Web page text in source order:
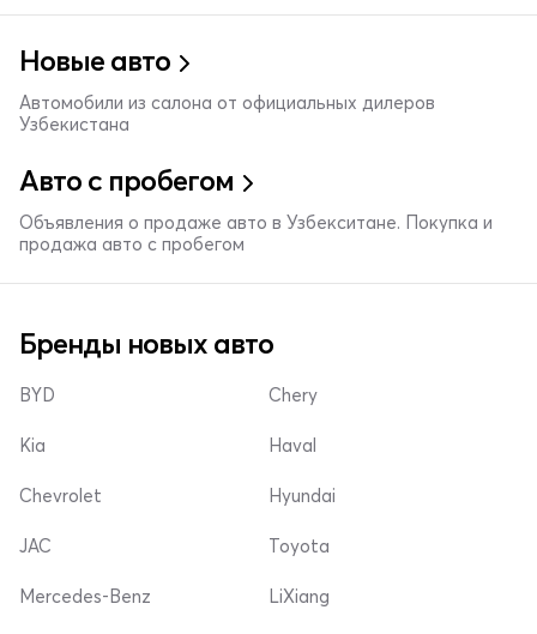
Новые авто
Автомобили из салона от официальных дилеров
Узбекистана
Авто с пробегом
Объявления о продаже авто в Узбекситане. Покупка и
продажа авто с пробегом
Бренды новых авто
BYD
Kia
Chevrolet
Chery
Haval
Hyundai
JAC
Mercedes-Benz
Toyota
LiXiang